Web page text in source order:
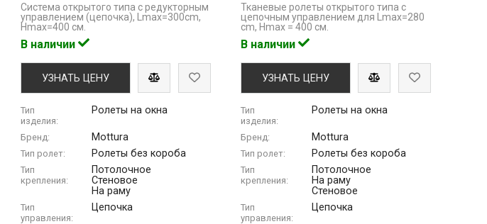
Система открытого типа с редукторным
управлением (цепочка), Lmaх=300cm,
Hmax=400 см.
В наличии
УЗНАТЬ ЦЕНУ
Тип
изделия:
Ролеты на окна
Бренд: Mottura
Тип ролет: Ролеты без короба
Тип
крепления:
Потолочное
Стеновое
На раму
Тип
управления:
Цепочка
Тканевые ролеты открытого типа с
цепочным управлением для Lmaх=280
cm, Hmax = 400 см.
В наличии
УЗНАТЬ ЦЕНУ
Тип
изделия:
Ролеты на окна
Бренд: Mottura
Тип ролет: Ролеты без короба
Тип
крепления:
Потолочное
На раму
Стеновое
Тип
управления:
Цепочка